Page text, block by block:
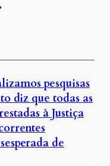
pesquisas
diz que todas as
à Justiça
de